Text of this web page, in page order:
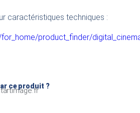
caractéristiques techniques :
product_finder/
ce produit ?